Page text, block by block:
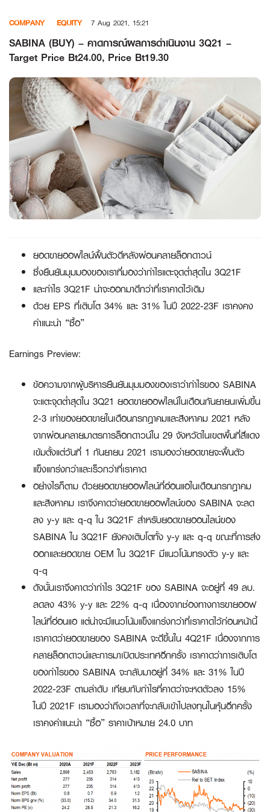
content
COMPANY EQUITY 7 Aug 2021, 15:21
SABINA (BUY) – คาดการณ์ผลการดำเนินงาน 3Q21 –
Target Price Bt24.00, Price Bt19.30
ยอดขายออฟไลน์ฟื้นตัวดีหลังผ่อนคลายล็อกดาวน์
ซึ่งยืนยันมุมมองของเราที่มองว่ากำไรแตะจุดต่ำสุดใน 3Q21F
และกำไร 3Q21F น่าจะออกมาดีกว่าที่เราคาดไว้เดิม
ด้วย EPS ที่เติบโต 34% และ 31% ในปี 2022-23F เราคงคง
คำแนะนำ “ซื้อ”
Earnings Preview:
ข้อความจากผู้บริหารยืนยันมุมมองของเราว่ากำไรของ SABINA
จะแตะจุดต่ำสุดใน 3Q21 ยอดขายออฟไลน์ในเดือนกันยายนเพิ่มขึ้น
2-3 เท่าของยอดขายในเดือนกรกฎาคมและสิงหาคม 2021 หลัง
จากผ่อนคลายมาตรการล็อกดาวน์ใน 29 จังหวัดในเขตพื้นที่สีแดง
เข้มตั้งแต่วันที่ 1 กันยายน 2021 เรามองว่ายอดขายจะฟื้นตัว
แข็งแกร่งกว่าและเร็วกว่าที่เราคาด
อย่างไรก็ตาม ด้วยยอดขายออฟไลน์ที่อ่อนแอในเดือนกรกฎาคม
และสิงหาคม เราจึงคาดว่ายอดขายออฟไลน์ของ SABINA จะลด
ลง y-y และ q-q ใน 3Q21F สำหรับยอดขายออนไลน์ของ
SABINA ใน 3Q21F ยังคงเติบโตทั้ง y-y และ q-q ขณะที่การส่ง
ออกและยอดขาย OEM ใน 3Q21F มีแนวโน้มทรงตัว y-y และ
q-q
ดังนั้นเราจึงคาดว่ากำไร 3Q21F ของ SABINA จะอยู่ที่ 49 ลบ.
ลดลง 43% y-y และ 22% q-q เนื่องจากช่องทางการขายออฟ
ไลน์ที่อ่อนแอ แต่น่าจะมีแนวโน้มแข็งแกร่งกว่าที่เราคาดไว้ก่อนหน้านี้
เราคาดว่ายอดขายของ SABINA จะดีขึ้นใน 4Q21F เนื่องจากการ
คลายล็อกดาวน์และการมาเปิดประเทศอีกครั้ง เราคาดว่าการเติบโต
ของกำไรของ SABINA จะกลับมาอยู่ที่ 34% และ 31% ในปี
2022-23F ตามลำดับ เทียบกับกำไรที่คาดว่าจะหดตัวลง 15%
ในปี 2021F เรามองว่าถึงเวลาที่จะกลับเข้าไปลงทุนในหุ้นอีกครั้ง
เราคงคำแนะนำ “ซื้อ” ราคาเป้าหมาย 24.0 บาท